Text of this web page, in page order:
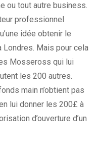
ou tout autre business.
professionnel
idée obtenir le
Londres. Mais pour cela
Mosseross qui lui
les 200 autres.
main n’obtient pas
lui donner les 200£ à
d’ouverture d’un